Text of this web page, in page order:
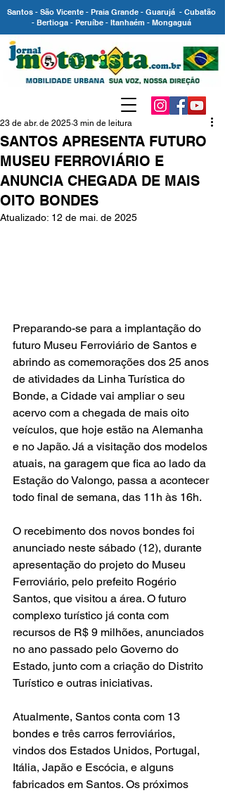
Santos - São Vicente - Praia Grande - Guarujá - Cubatão
- Bertioga - Peruíbe - Itanhaém - Mongaguá
SANTOS APRESENTA FUTURO
MUSEU FERROVIÁRIO E
ANUNCIA CHEGADA DE MAIS
OITO BONDES
23 de abr. de 2025 3 min de leitura
Atualizado: 12 de mai. de 2025
Preparando-se para a implantação do
futuro Museu Ferroviário de Santos e
abrindo as comemorações dos 25 anos
de atividades da Linha Turística do
Bonde, a Cidade vai ampliar o seu
acervo com a chegada de mais oito
veículos, que hoje estão na Alemanha
e no Japão. Já a visitação dos modelos
atuais, na garagem que fica ao lado da
Estação do Valongo, passa a acontecer
todo final de semana, das 11h às 16h.
O recebimento dos novos bondes foi
anunciado neste sábado (12), durante
apresentação do projeto do Museu
Ferroviário, pelo prefeito Rogério
Santos, que visitou a área. O futuro
complexo turístico já conta com
recursos de R$ 9 milhões, anunciados
no ano passado pelo Governo do
Estado, junto com a criação do Distrito
Turístico e outras iniciativas.
Atualmente, Santos conta com 13
bondes e três carros ferroviários,
vindos dos Estados Unidos, Portugal,
Itália, Japão e Escócia, e alguns
fabricados em Santos. Os próximos